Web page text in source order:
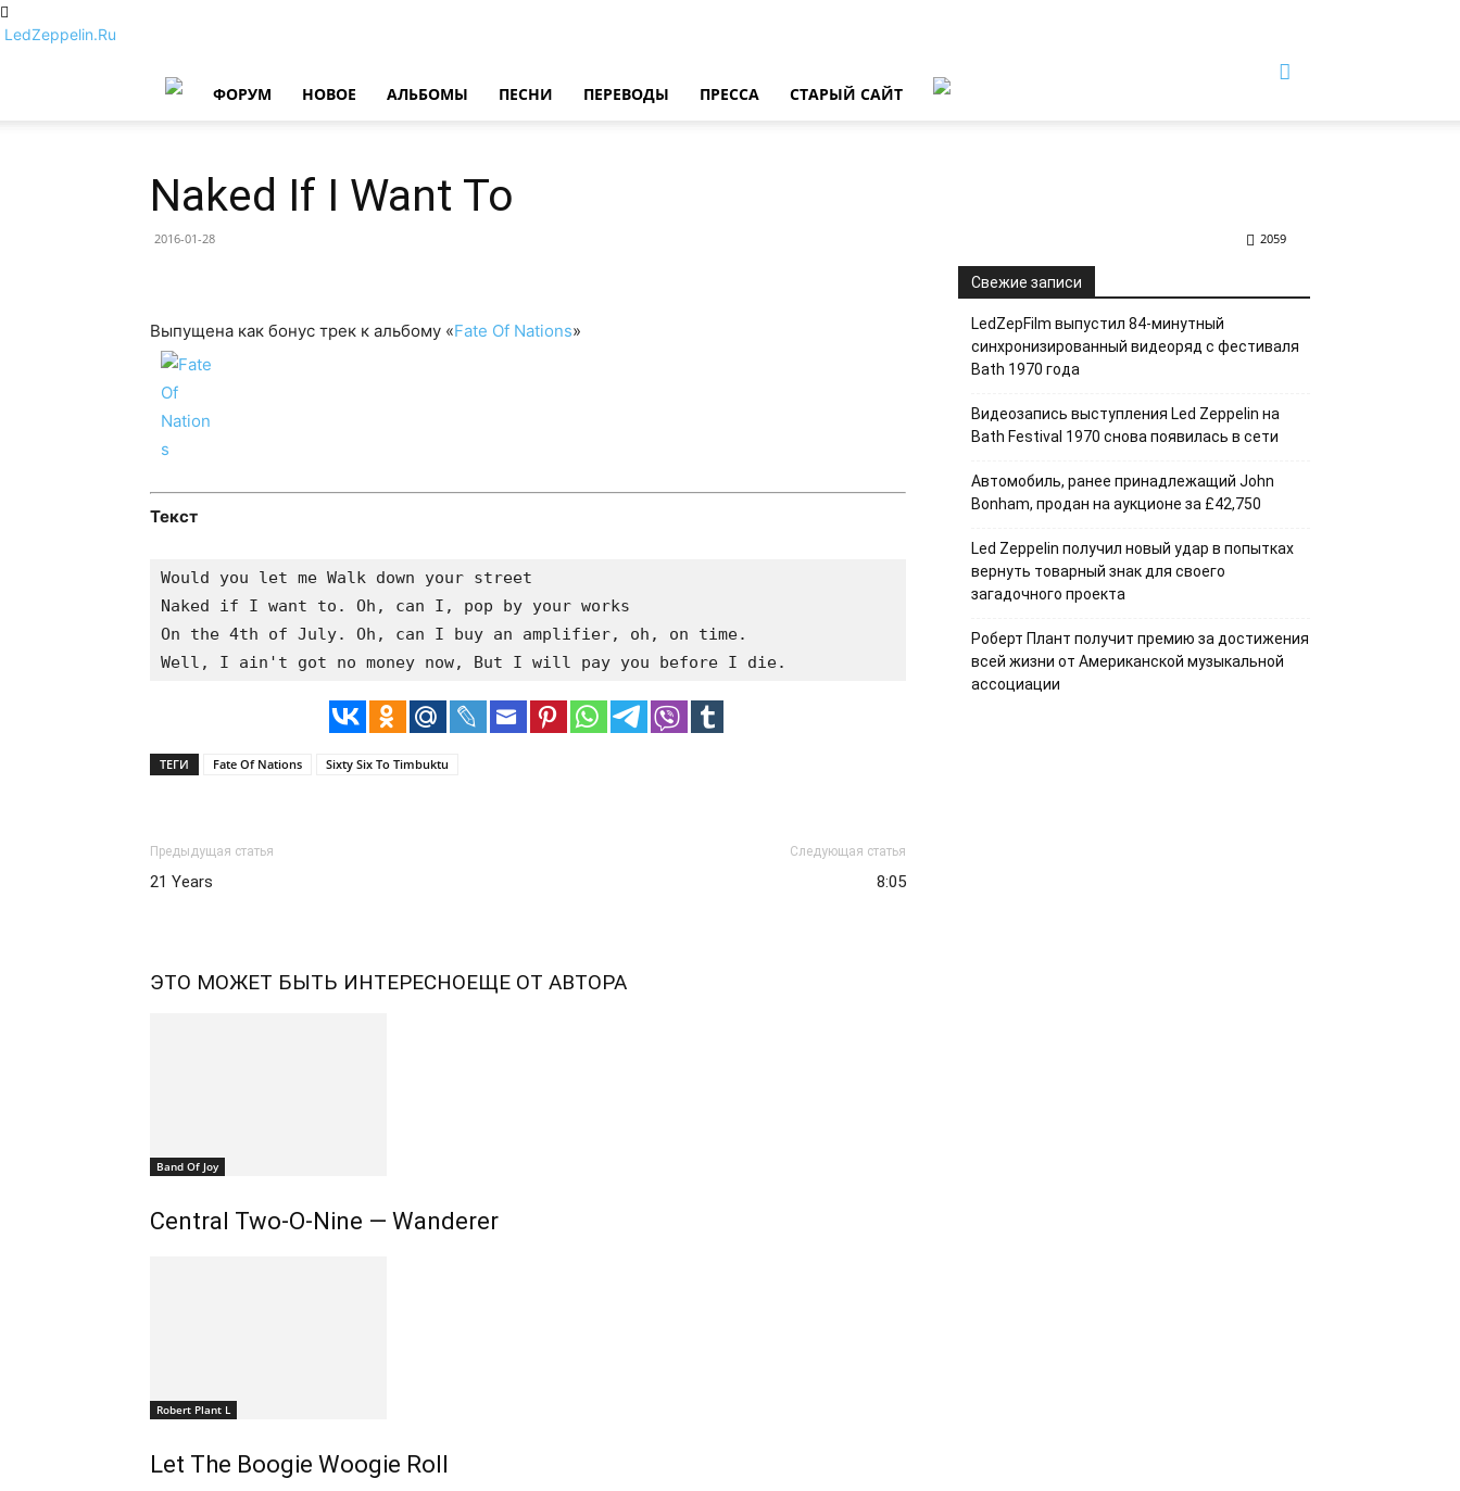
LedZeppelin.Ru
ФОРУМ НОВОE АЛЬБОМЫ ПЕСНИ ПЕРЕВОДЫ ПРЕССА СТАРЫЙ САЙТ
Naked If I Want To
2016-01-28 2059
Выпущена как бонус трек к альбому «Fate Of Nations»
Текст
Would you let me Walk down your street
Naked if I want to. Oh, can I, pop by your works
On the 4th of July. Oh, can I buy an amplifier, oh, on time.
ТЕГИ Fate Of Nations Sixty Six To Timbuktu
Предыдущая статья
21 Years
Следующая статья
8:05
ЭТО МОЖЕТ БЫТЬ ИНТЕРЕСНОЕЩЕ ОТ АВТОРА
Band Of Joy
Central Two-O-Nine — Wanderer
Robert Plant L
Let The Boogie Woogie Roll
Свежие записи
LedZepFilm выпустил 84-минутный
синхронизированный видеоряд с фестиваля
Bath 1970 года
Видеозапись выступления Led Zeppelin на
Bath Festival 1970 снова появилась в сети
Автомобиль, ранее принадлежащий John
Bonham, продан на аукционе за £42,750
Led Zeppelin получил новый удар в попытках
вернуть товарный знак для своего
загадочного проекта
Роберт Плант получит премию за достижения
всей жизни от Американской музыкальной
ассоциации